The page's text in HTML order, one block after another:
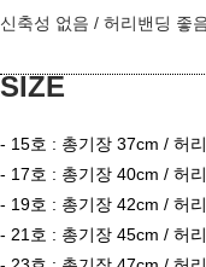
신축성 없음 / 허리밴딩 좋
SIZE
- 15호 : 총기장 37cm / 허
- 17호 : 총기장 40cm / 허
- 19호 : 총기장 42cm / 허
- 21호 : 총기장 45cm / 허